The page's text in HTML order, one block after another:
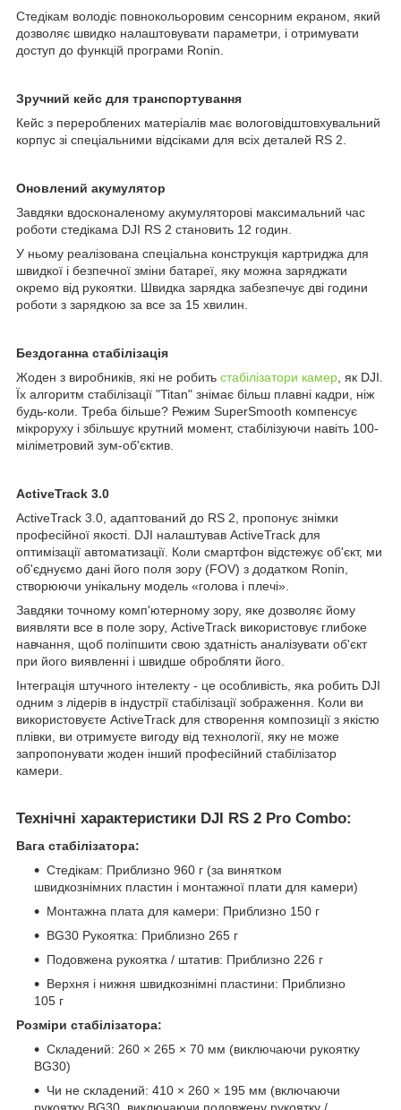
Стедікам володіє повнокольоровим сенсорним екраном, який
дозволяє швидко налаштовувати параметри, і отримувати
доступ до функцій програми Ronin.
Зручний кейс для транспортування
Кейс з перероблених матеріалів має вологовідштовхувальний
корпус зі спеціальними відсіками для всіх деталей RS 2.
Оновлений акумулятор
Завдяки вдосконаленому акумуляторові максимальний час
роботи стедікама DJI RS 2 становить 12 годин.
У ньому реалізована спеціальна конструкція картриджа для
швидкої і безпечної зміни батареї, яку можна заряджати
окремо від рукоятки. Швидка зарядка забезпечує дві години
роботи з зарядкою за все за 15 хвилин.
Бездоганна стабілізація
Жоден з виробників, які не робить стабілізатори камер , як DJI.
Їх алгоритм стабілізації "Titan" знімає більш плавні кадри, ніж
будь-коли. Треба більше? Режим SuperSmooth компенсує
мікроруху і збільшує крутний момент, стабілізуючи навіть 100-
міліметровий зум-об'єктив.
ActiveTrack 3.0
ActiveTrack 3.0, адаптований до RS 2, пропонує знімки
професійної якості. DJI налаштував ActiveTrack для
оптимізації автоматизації. Коли смартфон відстежує об'єкт, ми
об'єднуємо дані його поля зору (FOV) з додатком Ronin,
створюючи унікальну модель «голова і плечі».
Завдяки точному комп'ютерному зору, яке дозволяє йому
виявляти все в поле зору, ActiveTrack використовує глибоке
навчання, щоб поліпшити свою здатність аналізувати об'єкт
при його виявленні і швидше обробляти його.
Інтеграція штучного інтелекту - це особливість, яка робить DJI
одним з лідерів в індустрії стабілізації зображення. Коли ви
використовуєте ActiveTrack для створення композиції з якістю
плівки, ви отримуєте вигоду від технології, яку не може
запропонувати жоден інший професійний стабілізатор
камери.
Технічні характеристики DJI RS 2 Pro Combo:
Вага стабілізатора:
Стедікам: Приблизно 960 г (за винятком
швидкознімних пластин і монтажної плати для камери)
Монтажна плата для камери: Приблизно 150 г
BG30 Рукоятка: Приблизно 265 г
Подовжена рукоятка / штатив: Приблизно 226 г
Верхня і нижня швидкознімні пластини: Приблизно
105 г
Розміри стабілізатора:
Складений: 260 × 265 × 70 мм (виключаючи рукоятку
BG30)
Чи не складений: 410 × 260 × 195 мм (включаючи
рукоятку BG30, виключаючи подовжену рукоятку /